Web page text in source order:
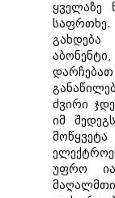
ყველაზე
გახდება
ძვირი
იმ
უფრო